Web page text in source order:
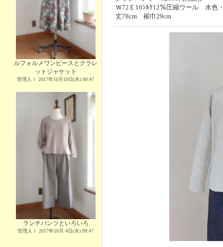
ルフォルメワンピースとクラレ
ットジャケット
管理人Ｉ 2017年10月19日(木) 00:47
ランチパンツといろいろ
管理人Ｉ 2017年10月 4日(水) 09:47
Ｗ72Ｅ16ｼﾙｸ12％圧縮ウール 水色
丈78cm 裾巾29cm